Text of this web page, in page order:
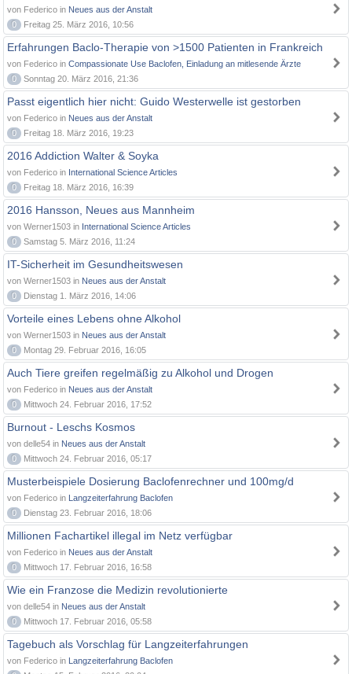
von Federico in Neues aus der Anstalt
0
Freitag 25. März 2016, 10:56
Erfahrungen Baclo-Therapie von >1500 Patienten in Frankreich
von Federico in Compassionate Use Baclofen, Einladung an mitlesende Ärzte
0
Sonntag 20. März 2016, 21:36
Passt eigentlich hier nicht: Guido Westerwelle ist gestorben
von Federico in Neues aus der Anstalt
0
Freitag 18. März 2016, 19:23
2016 Addiction Walter & Soyka
von Federico in International Science Articles
0
Freitag 18. März 2016, 16:39
2016 Hansson, Neues aus Mannheim
von Werner1503 in International Science Articles
0
Samstag 5. März 2016, 11:24
IT-Sicherheit im Gesundheitswesen
von Werner1503 in Neues aus der Anstalt
0
Dienstag 1. März 2016, 14:06
Vorteile eines Lebens ohne Alkohol
von Werner1503 in Neues aus der Anstalt
0
Montag 29. Februar 2016, 16:05
Auch Tiere greifen regelmäßig zu Alkohol und Drogen
von Federico in Neues aus der Anstalt
0
Mittwoch 24. Februar 2016, 17:52
Burnout - Leschs Kosmos
von delle54 in Neues aus der Anstalt
0
Mittwoch 24. Februar 2016, 05:17
Musterbeispiele Dosierung Baclofenrechner und 100mg/d
von Federico in Langzeiterfahrung Baclofen
0
Dienstag 23. Februar 2016, 18:06
Millionen Fachartikel illegal im Netz verfügbar
von Federico in Neues aus der Anstalt
0
Mittwoch 17. Februar 2016, 16:58
Wie ein Franzose die Medizin revolutionierte
von delle54 in Neues aus der Anstalt
0
Mittwoch 17. Februar 2016, 05:58
Tagebuch als Vorschlag für Langzeiterfahrungen
von Federico in Langzeiterfahrung Baclofen